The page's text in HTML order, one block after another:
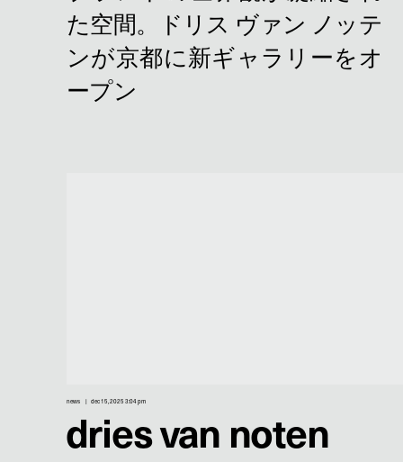
news dec 15, 2025 3:04 pm
dries van noten